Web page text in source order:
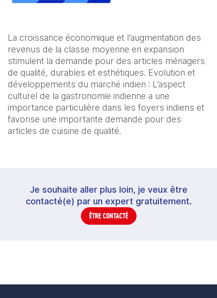
La croissance économique et l’augmentation des
revenus de la classe moyenne en expansion
stimulent la demande pour des articles ménagers
de qualité, durables et esthétiques. Evolution et
développements du marché indien : L’aspect
culturel de la gastronomie indienne a une
importance particulière dans les foyers indiens et
favorise une importante demande pour des
articles de cuisine de qualité.
Je souhaite aller plus loin, je veux être
contacté(e) par un expert gratuitement.
ÊTRE CONTACTÉ